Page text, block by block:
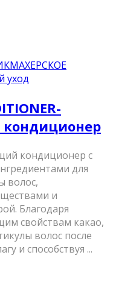
уход
кондиционер с
для
волос,
и
Благодаря
свойствам какао,
волос после
и способствуя ...